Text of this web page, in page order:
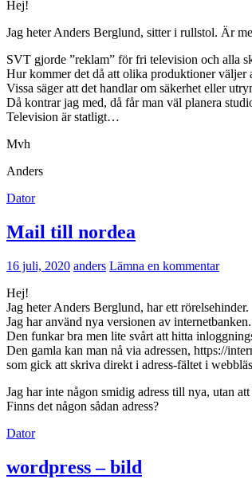
Hej!
Jag heter Anders Berglund, sitter i rullstol. Är
SVT gjorde ”reklam” för fri television och alla
Hur kommer det då att olika produktioner
Vissa säger att det handlar om säkerhet eller
Då kontrar jag med, då får man väl planera
Television är statligt…
Mvh
Anders
Dator
Mail till nordea
16 juli, 2020 anders Lämna en kommentar
Hej!
Jag heter Anders Berglund, har ett rörelsehinder.
Jag har använd nya versionen av internetbanken.
Den funkar bra men lite svårt att hitta
Den gamla kan man nå via adressen, https://
som gick att skriva direkt i adress-fältet i
Jag har inte någon smidig adress till nya, utan
Finns det någon sådan adress?
Dator
wordpress – bild